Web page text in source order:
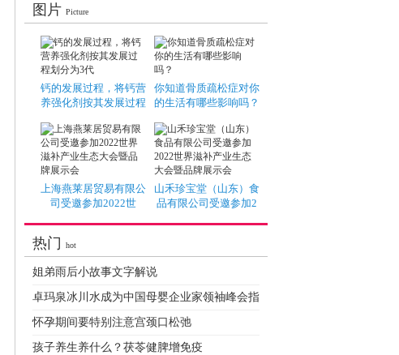
图片 Picture
钙的发展过程，将钙营
养强化剂按其发展过程
你知道骨质疏松症对你
的生活有哪些影响吗？
上海燕莱居贸易有限公
司受邀参加2022世
山禾珍宝堂（山东）食
品有限公司受邀参加2
热门 hot
姐弟雨后小故事文字解说
卓玛泉冰川水成为中国母婴企业家领袖峰会指
怀孕期间要特别注意宫颈口松弛
孩子养生养什么？茯苓健脾增免疫